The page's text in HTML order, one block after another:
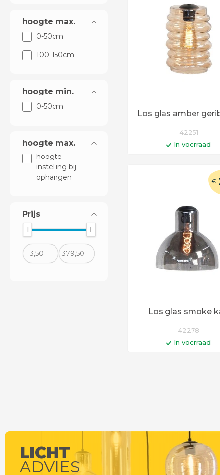
hoogte max.
0-50cm
100-150cm
hoogte min.
0-50cm
hoogte max.
hoogte
instelling bij
ophangen
Prijs
Los glas amber
42251
In voorraad
Op werkdagen voor
besteld = vandaag
Los glas smoke
€
42278
In voorraad
LICHT
ADVIES